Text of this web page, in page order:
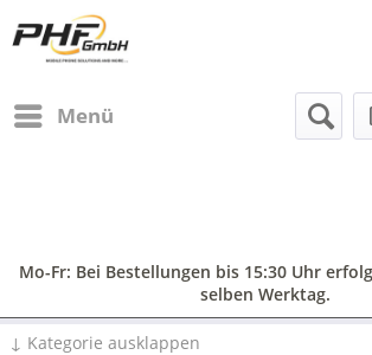
Menü
Mo-Fr: Bei Bestellungen bis 15:30 Uhr
selben Werktag.
↓ Kategorie ausklappen